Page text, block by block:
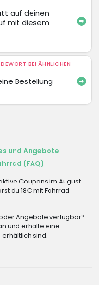
auf deinen
mit diesem
BEI ÄHNLICHEN
Bestellung
und Angebote
(FAQ)
Coupons im August
du 18€ mit Fahrrad
Angebote verfügbar?
und erhalte eine
sind.